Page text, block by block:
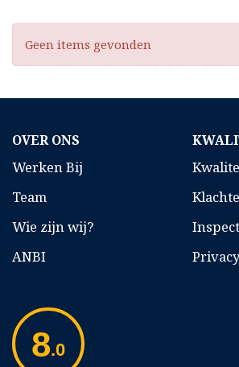
Geen items gevonden
OVER ONS
Werken Bij
Team
Wie zijn wij?
ANBI
8.0